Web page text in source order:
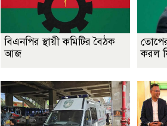
বিএনপির স্থায়ী কমিটির বৈঠক
আজ
করল